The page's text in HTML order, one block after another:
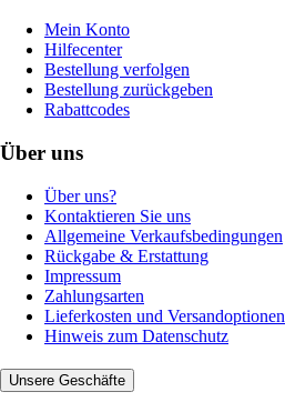
Mein Konto
Hilfecenter
Bestellung verfolgen
Bestellung zurückgeben
Rabattcodes
Über uns
Über uns?
Kontaktieren Sie uns
Allgemeine Verkaufsbedingungen
Rückgabe & Erstattung
Impressum
Zahlungsarten
Lieferkosten und Versandoptionen
Hinweis zum Datenschutz
Unsere Geschäfte